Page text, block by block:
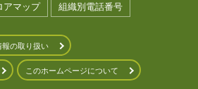
アマップ 組織別電話番号
報の取り扱い
このホームページについて